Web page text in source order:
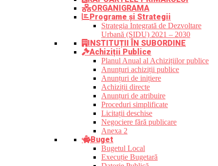
ORGANIGRAMA
Programe și Strategii
Strategia Integrată de Dezvoltare
Urbană (SIDU) 2021 – 2030
INSTITUȚII ÎN SUBORDINE
Achiziții Publice
Planul Anual al Achizițiilor publice
Anunțuri achiziții publice
Anunțuri de inițiere
Achiziții directe
Anunțuri de atribuire
Proceduri simplificate
Licitații deschise
Negociere fără publicare
Anexa 2
Buget
Bugetul Local
Execuție Bugetară